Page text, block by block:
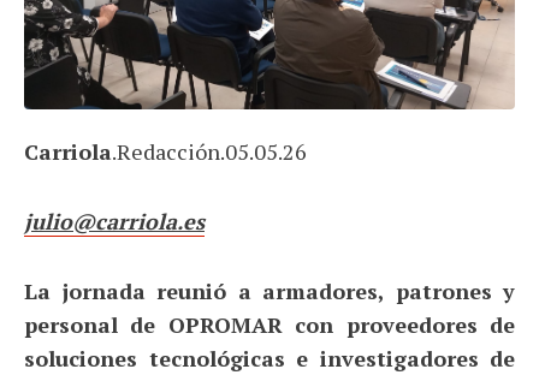
Carriola.Redacción.05.05.26
julio@carriola.es
La jornada reunió a armadores, patrones y
personal de OPROMAR con proveedores de
soluciones tecnológicas e investigadores de